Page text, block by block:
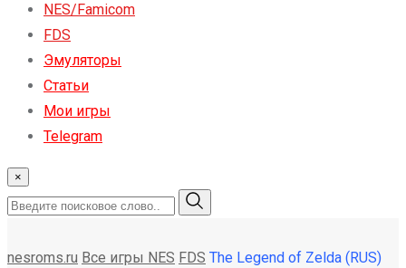
NES/Famicom
FDS
Эмуляторы
Статьи
Мои игры
Telegram
×
nesroms.ru Все игры NES FDS The Legend of Zelda (RUS)